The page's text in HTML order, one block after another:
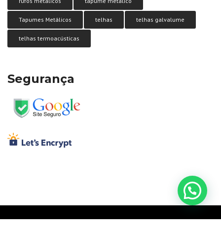
Tapumes Metálicos telhas telhas galvalume
telhas termoacústicas
Segurança
Calha Forte – Perfilados Metálicos | © 2025 All rights reserved